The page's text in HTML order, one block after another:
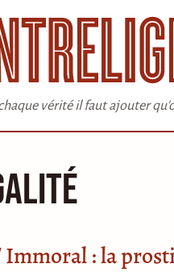
vérité il faut ajouter
: la